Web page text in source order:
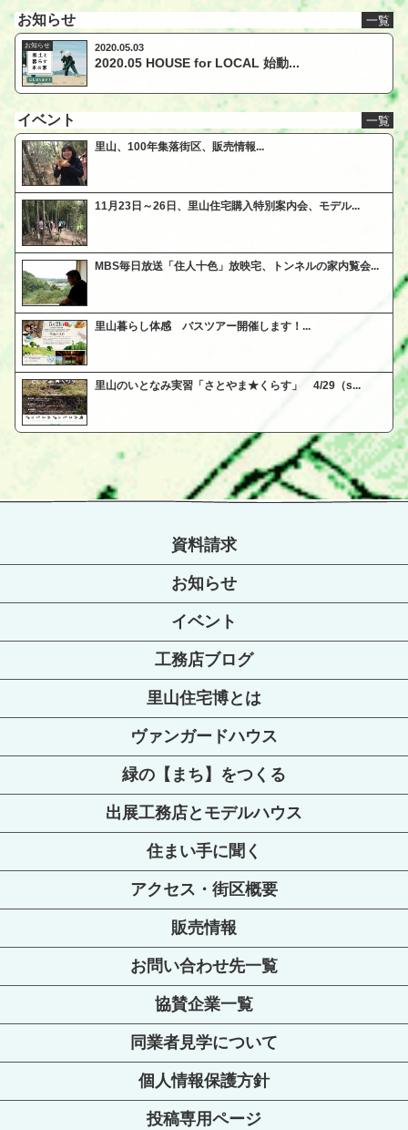
お知らせ 一覧
お知らせ 2020.05.03
2020.05 HOUSE for LOCAL 始動...
イベント 一覧
里山、100年集落街区、販売情報...
11月23日～26日、里山住宅購入特別案内会、モデル...
MBS毎日放送「住人十色」放映宅、トンネルの家内覧会...
里山暮らし体感 バスツアー開催します！...
里山のいとなみ実習「さとやま★くらす」 4/29（s...
資料請求
お知らせ
イベント
工務店ブログ
里山住宅博とは
ヴァンガードハウス
緑の【まち】をつくる
出展工務店とモデルハウス
住まい手に聞く
アクセス・街区概要
販売情報
お問い合わせ先一覧
協賛企業一覧
同業者見学について
個人情報保護方針
投稿専用ページ